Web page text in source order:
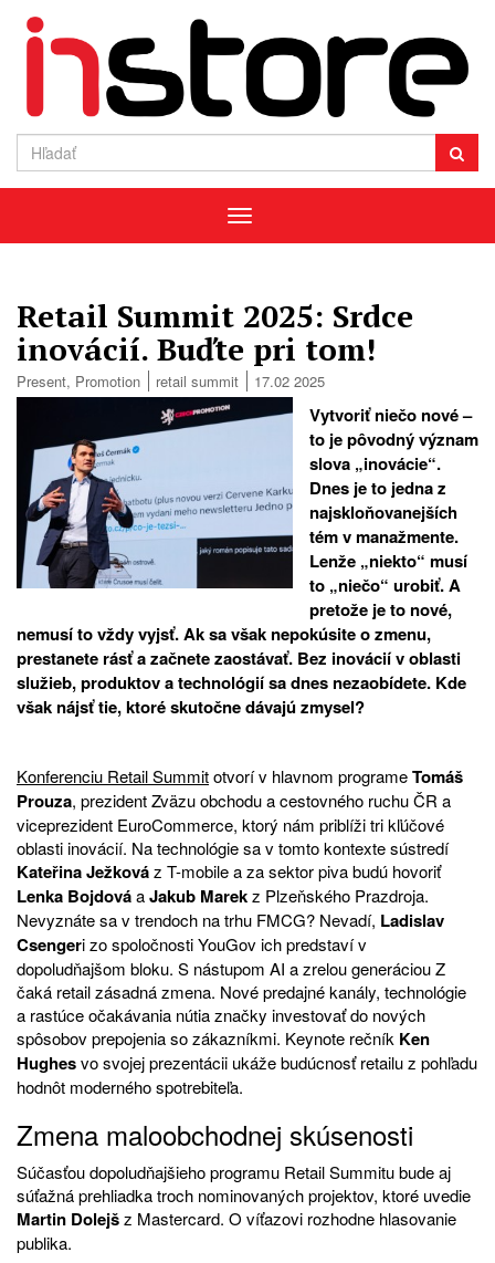
Menu
Retail Summit 2025: Srdce
inovácií. Buďte pri tom!
Present, Promotion retail summit 17.02 2025
Vytvoriť niečo nové –
to je pôvodný význam
slova „inovácie“.
Dnes je to jedna z
najskloňovanejších
tém v manažmente.
Lenže „niekto“ musí
to „niečo“ urobiť. A
pretože je to nové,
nemusí to vždy vyjsť. Ak sa však nepokúsite o zmenu,
prestanete rásť a začnete zaostávať. Bez inovácií v oblasti
služieb, produktov a technológií sa dnes nezaobídete. Kde
však nájsť tie, ktoré skutočne dávajú zmysel?
Konferenciu Retail Summitotvorí v hlavnom programeTomáš
Prouza, prezident Zväzu obchodu a cestovného ruchu ČR a
viceprezident EuroCommerce, ktorý nám priblíži tri kľúčové
oblasti inovácií. Na technológie sa v tomto kontexte sústredí
Kateřina Ježkováz T-mobile a za sektor piva budú hovoriť
Lenka BojdováaJakub Marekz Plzeňského Prazdroja.
Nevyznáte sa v trendoch na trhu FMCG? Nevadí, Ladislav
Csengeri zo spoločnosti YouGov ich predstaví v
dopoludňajšom bloku. S nástupom AI a zrelou generáciou Z
čaká retail zásadná zmena. Nové predajné kanály, technológie
a rastúce očakávania nútia značky investovať do nových
spôsobov prepojenia so zákazníkmi. Keynote rečník Ken
Hughesvo svojej prezentácii ukáže budúcnosť retailu z pohľadu
hodnôt moderného spotrebiteľa.
Zmena maloobchodnej skúsenosti
Súčasťou dopoludňajšieho programu Retail Summitu bude aj
súťažná prehliadka troch nominovaných projektov, ktoré uvedie
Martin Dolejšz Mastercard. O víťazovi rozhodne hlasovanie
publika.